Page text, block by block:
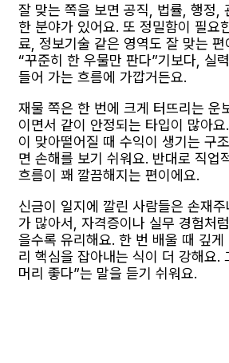
잘 맞는 쪽을 보면 공직, 법률, 행정,
한 분야가 있어요. 또 정밀함이 필요
료, 정보기술 같은 영역도 잘 맞는
“꾸준히 한 우물만 판다”기보다, 실
들어 가는 흐름에 가깝거든요.
재물 쪽은 한 번에 크게 터뜨리는 운
이면서 같이 안정되는 타입이 많아
이 맞아떨어질 때 수익이 생기는 구
면 손해를 보기 쉬워요. 반대로 직업
흐름이 꽤 깔끔해지는 편이에요.
신금이 일지에 깔린 사람들은 손재
가 많아서, 자격증이나 실무 경험처
을수록 유리해요. 한 번 배울 때 깊
리 핵심을 잡아내는 식이 더 강해요.
머리 좋다”는 말을 듣기 쉬워요.